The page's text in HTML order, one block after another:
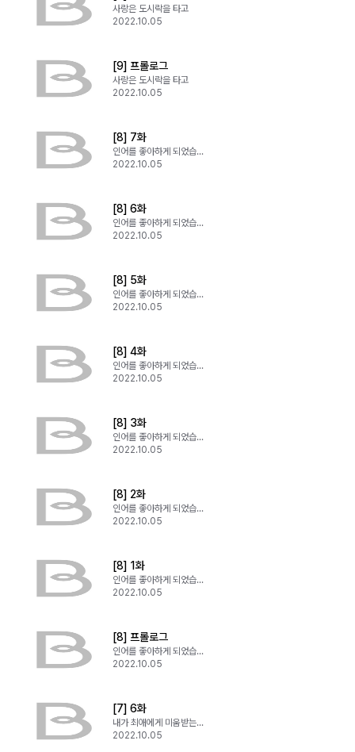
사랑은 도시락을 타고
2022.10.05
[9] 프롤로그
사랑은 도시락을 타고
2022.10.05
[8] 7화
인어를 좋아하게 되었습니다
2022.10.05
[8] 6화
인어를 좋아하게 되었습니다
2022.10.05
[8] 5화
인어를 좋아하게 되었습니다
2022.10.05
[8] 4화
인어를 좋아하게 되었습니다
2022.10.05
[8] 3화
인어를 좋아하게 되었습니다
2022.10.05
[8] 2화
인어를 좋아하게 되었습니다
2022.10.05
[8] 1화
인어를 좋아하게 되었습니다
2022.10.05
[8] 프롤로그
인어를 좋아하게 되었습니다
2022.10.05
[7] 6화
내가 최애에게 미움받는 이유
2022.10.05